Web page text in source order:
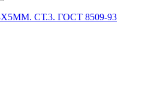
СТ.3. ГОСТ 8509-93